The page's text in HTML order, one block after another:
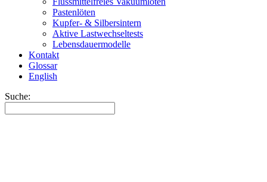
Pastenlöten
Kupfer- & Silbersintern
Aktive Lastwechseltests
Lebensdauermodelle
Kontakt
Glossar
English
Suche: